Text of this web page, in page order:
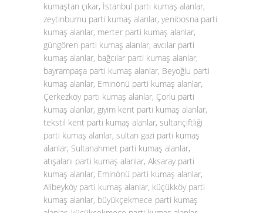
kumaştan çıkar, İstanbul parti kumaş alanlar,
zeytinburnu parti kumaş alanlar, yenibosna parti
kumaş alanlar, merter parti kumaş alanlar,
güngören parti kumaş alanlar, avcılar parti
kumaş alanlar, bağcılar parti kumaş alanlar,
bayrampaşa parti kumaş alanlar, Beyoğlu parti
kumaş alanlar, Eminönü parti kumaş alanlar,
Çerkezköy parti kumaş alanlar, Çorlu parti
kumaş alanlar, giyim kent parti kumaş alanlar,
tekstil kent parti kumaş alanlar, sultançiftliği
parti kumaş alanlar, sultan gazi parti kumaş
alanlar, Sultanahmet parti kumaş alanlar,
atışalanı parti kumaş alanlar, Aksaray parti
kumaş alanlar, Eminönü parti kumaş alanlar,
Alibeyköy parti kumaş alanlar, küçükköy parti
kumaş alanlar, büyükçekmece parti kumaş